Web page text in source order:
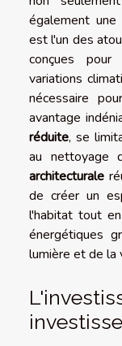
également une
est l'un des
conçues
variations
nécessaire
avantage
réduite, se
au nettoyage
architecturale
de créer un
l'habitat tout
énergétiques
lumière et de la